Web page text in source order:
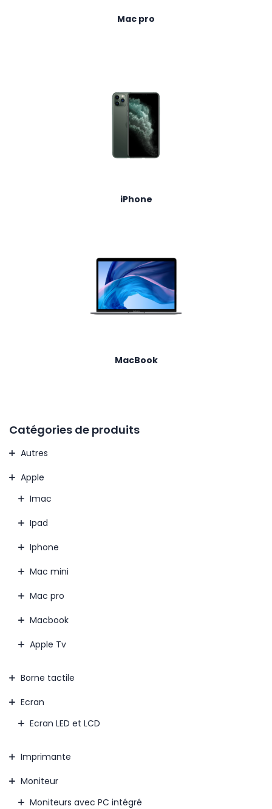
Mac pro
iPhone
MacBook
Catégories de produits
Autres
Apple
Imac
Ipad
Iphone
Mac mini
Mac pro
Macbook
Apple Tv
Borne tactile
Ecran
Ecran LED et LCD
Imprimante
Moniteur
Moniteurs avec PC intégré